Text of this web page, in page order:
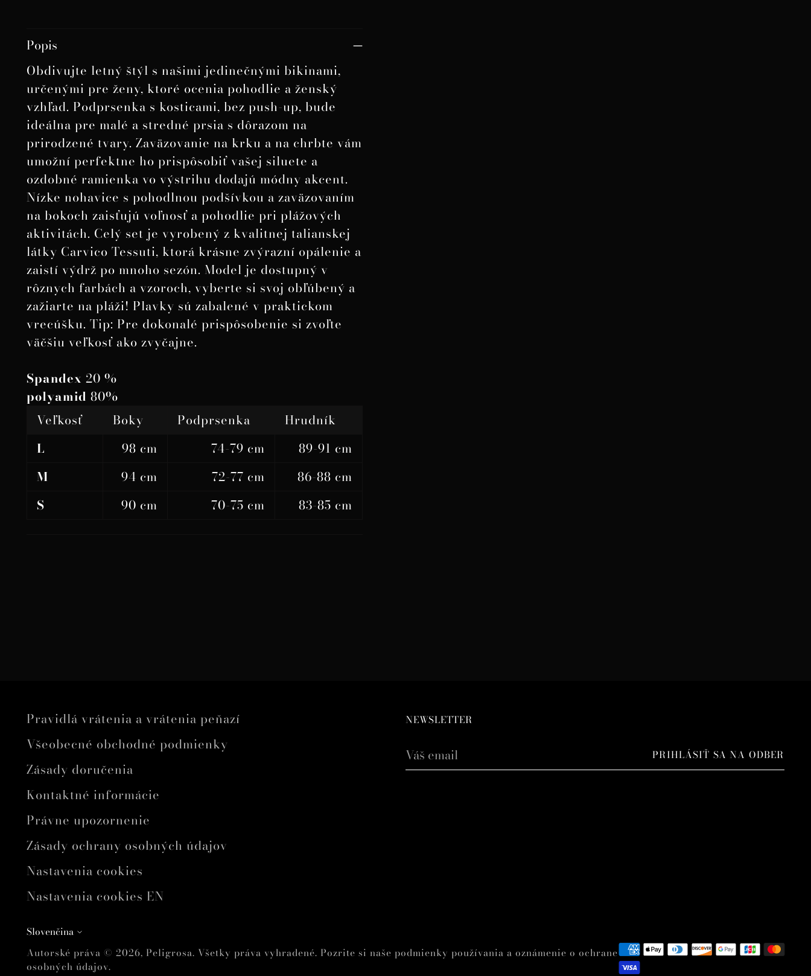
Popis
Obdivujte letný štýl s našimi jedinečnými bikinami,
určenými pre ženy, ktoré ocenia pohodlie a ženský
vzhľad. Podprsenka s kosticami, bez push-up, bude
ideálna pre malé a stredné prsia s dôrazom na
prirodzené tvary. Zaväzovanie na krku a na chrbte vám
umožní perfektne ho prispôsobiť vašej siluete a
ozdobné ramienka vo výstrihu dodajú módny akcent.
Nízke nohavice s pohodlnou podšívkou a zaväzovaním
na bokoch zaisťujú voľnosť a pohodlie pri plážových
aktivitách. Celý set je vyrobený z kvalitnej talianskej
látky Carvico Tessuti, ktorá krásne zvýrazní opálenie a
zaistí výdrž po mnoho sezón. Model je dostupný v
rôznych farbách a vzoroch, vyberte si svoj obľúbený a
zažiarte na pláži! Plavky sú zabalené v praktickom
vrecúšku. Tip: Pre dokonalé prispôsobenie si zvoľte
väčšiu veľkosť ako zvyčajne.
Spandex 20 %
polyamid 80%
Veľkosť
Boky Podprsenka
Hrudník
L
98 cm 74-79 cm
89-91 cm
M
94 cm 72-77 cm
86-88 cm
S
90 cm 70-75 cm 83-85 cm
Pravidlá vrátenia a vrátenia peňazí
Všeobecné obchodné podmienky
Zásady doručenia
Kontaktné informácie
Právne upozornenie
Zásady ochrany osobných údajov
Nastavenia cookies
Nastavenia cookies EN
NEWSLETTER
Váš
email
PRIHLÁSIŤ SA NA ODBER
Jazyk
Slovenčina
Autorské práva © 2026, Peligrosa. Všetky práva vyhradené. Pozrite si naše podmienky používania a oznámenie o ochrane
osobných údajov.